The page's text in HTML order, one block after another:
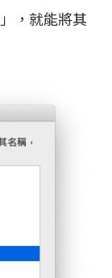
」，就能將其